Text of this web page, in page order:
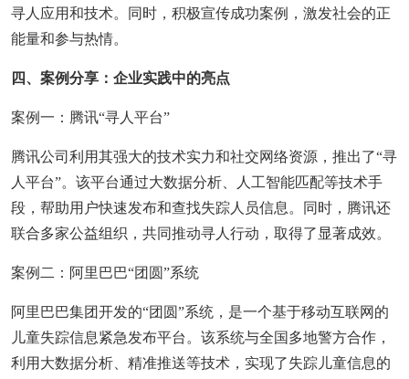
寻人应用和技术。同时，积极宣传成功案例，激发社会的正
能量和参与热情。
四、案例分享：企业实践中的亮点
案例一：腾讯“寻人平台”
腾讯公司利用其强大的技术实力和社交网络资源，推出了“寻
人平台”。该平台通过大数据分析、人工智能匹配等技术手
段，帮助用户快速发布和查找失踪人员信息。同时，腾讯还
联合多家公益组织，共同推动寻人行动，取得了显著成效。
案例二：阿里巴巴“团圆”系统
阿里巴巴集团开发的“团圆”系统，是一个基于移动互联网的
儿童失踪信息紧急发布平台。该系统与全国多地警方合作，
利用大数据分析、精准推送等技术，实现了失踪儿童信息的